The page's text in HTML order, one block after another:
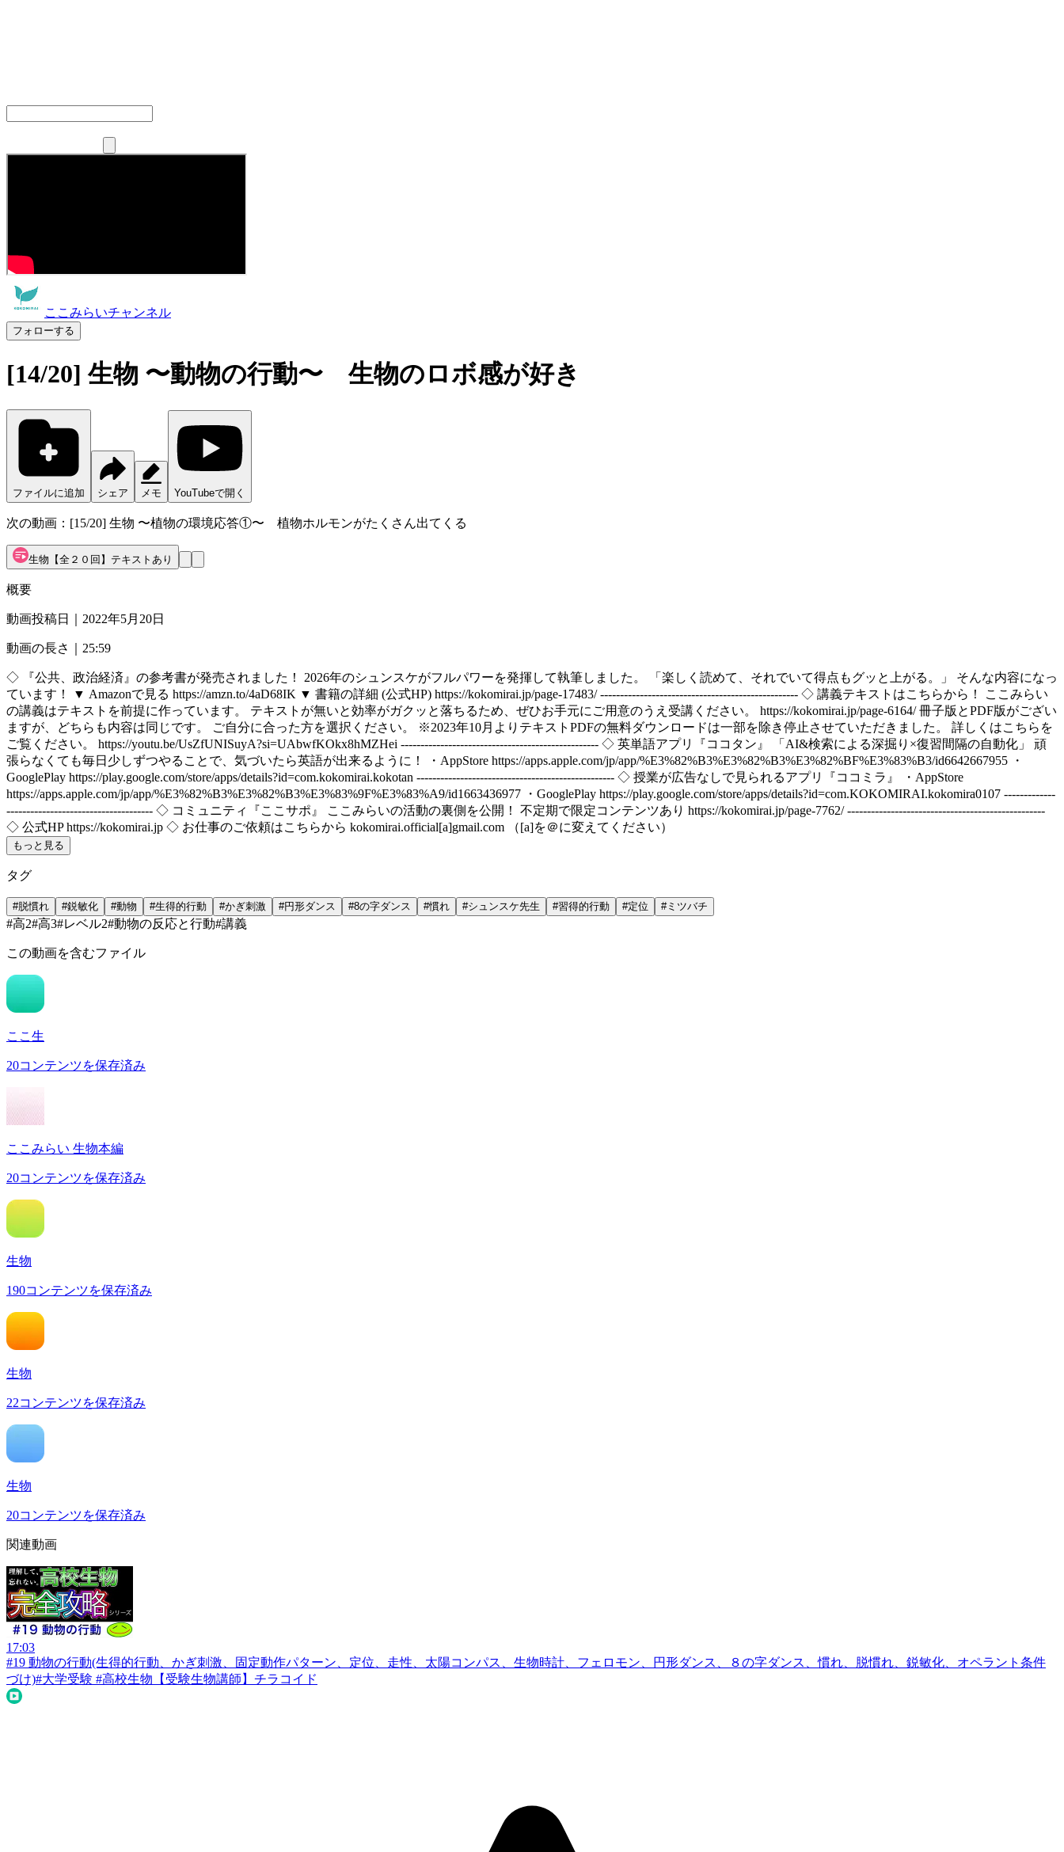
ここみらいチャンネル
フォローする
[14/20] 生物 〜動物の行動〜 生物のロボ感が好き
ファイルに追加 シェア メモ YouTubeで開く
次の動画： [15/20] 生物 〜植物の環境応答①〜 植物ホルモンがたくさん出てくる
生物【全２０回】テキストあり
概要
動画投稿日｜ 2022年5月20日
動画の長さ｜ 25:59
◇ 『公共、政治経済』の参考書が発売されました！ 2026年のシュンスケがフルパワーを発揮して執筆しました。 「楽しく読めて、それでいて得点もグッと上がる。」 そんな内容になっ
ています！ ▼ Amazonで見る https://amzn.to/4aD68IK ▼ 書籍の詳細 (公式HP) https://kokomirai.jp/page-17483/ -------------------------------------------------- ◇ 講義テキストはこちらから！ ここみらい
の講義はテキストを前提に作っています。 テキストが無いと効率がガクッと落ちるため、ぜひお手元にご用意のうえ受講ください。 https://kokomirai.jp/page-6164/ 冊子版とPDF版がござい
ますが、どちらも内容は同じです。 ご自分に合った方を選択ください。 ※2023年10月よりテキストPDFの無料ダウンロードは一部を除き停止させていただきました。 詳しくはこちらを
ご覧ください。 https://youtu.be/UsZfUNISuyA?si=UAbwfKOkx8hMZHei -------------------------------------------------- ◇ 英単語アプリ『ココタン』 「AI&検索による深掘り×復習間隔の自動化」 頑
張らなくても毎日少しずつやることで、気づいたら英語が出来るように！ ・AppStore https://apps.apple.com/jp/app/%E3%82%B3%E3%82%B3%E3%82%BF%E3%83%B3/id6642667955 ・
GooglePlay https://play.google.com/store/apps/details?id=com.kokomirai.kokotan -------------------------------------------------- ◇ 授業が広告なしで見られるアプリ『ココミラ』 ・AppStore
https://apps.apple.com/jp/app/%E3%82%B3%E3%82%B3%E3%83%9F%E3%83%A9/id1663436977 ・GooglePlay https://play.google.com/store/apps/details?id=com.KOKOMIRAI.kokomira0107 -------------
------------------------------------- ◇ コミュニティ『ここサポ』 ここみらいの活動の裏側を公開！ 不定期で限定コンテンツあり https://kokomirai.jp/page-7762/ --------------------------------------------------
◇ 公式HP https://kokomirai.jp ◇ お仕事のご依頼はこちらから kokomirai.official[a]gmail.com （[a]を＠に変えてください）
もっと見る
タグ
#脱慣れ #鋭敏化 #動物 #生得的行動 #かぎ刺激 #円形ダンス #8の字ダンス #慣れ #シュンスケ先生 #習得的行動 #定位 #ミツバチ
#高2#高3#レベル2#動物の反応と行動#講義
この動画を含むファイル
ここ生
20コンテンツを保存済み
ここみらい 生物本編
20コンテンツを保存済み
生物
190コンテンツを保存済み
生物
22コンテンツを保存済み
生物
20コンテンツを保存済み
関連動画
17:03
#19 動物の行動(生得的行動、かぎ刺激、固定動作パターン、定位、走性、太陽コンパス、生物時計、フェロモン、円形ダンス、８の字ダンス、慣れ、脱慣れ、鋭敏化、オペラント条件
づけ)#大学受験 #高校生物 【受験生物講師】チラコイド